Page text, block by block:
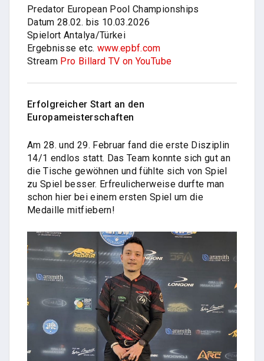
Predator European Pool Championships
Datum 28.02. bis 10.03.2026
Spielort Antalya/Türkei
Ergebnisse etc. www.epbf.com
Stream Pro Billard TV on YouTube
Erfolgreicher Start an den
Europameisterschaften
Am 28. und 29. Februar fand die erste Disziplin
14/1 endlos statt. Das Team konnte sich gut an
die Tische gewöhnen und fühlte sich von Spiel
zu Spiel besser. Erfreulicherweise durfte man
schon hier bei einem ersten Spiel um die
Medaille mitfiebern!